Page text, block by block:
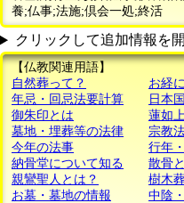
養;仏事;法施;倶会一処;終活
クリックして追加情報を開
【仏教関連用語】
自然葬って？
お経
年忌・回忌法要計算
日本
御朱印とは
蓮如
墓地・埋葬等の法律
宗教
今年の法事
行年
納骨堂について知る
散骨
親鸞聖人とは？
樹木
お墓・墓地の情報
中陰